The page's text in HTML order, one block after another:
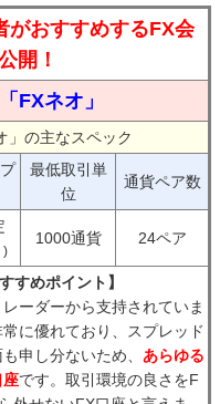
がおすすめするFX会
開！
FXネオ」
」の主なスペック
最低取引単
位
通貨ペア数
)
1000通貨 24ペア
すめポイント】
ーダーから支持されていま
に優れており、スプレッド
申し分ないため、 あらゆる
座です。取引環境の良さをF